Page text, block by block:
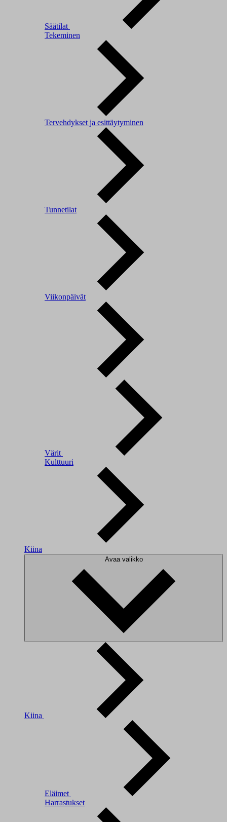
Säätilat
Tekeminen
Tervehdykset ja esittäytyminen
Tunnetilat
Viikonpäivät
Värit
Kulttuuri
Kiina
Avaa valikko
Kiina
Eläimet
Harrastukset